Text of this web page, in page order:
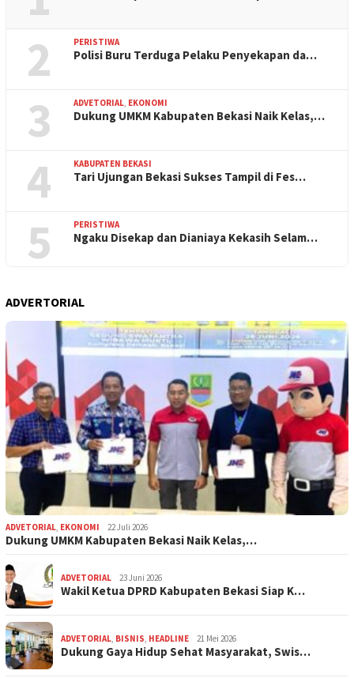
2 PERISTIWA
Polisi Buru Terduga Pelaku Penyekapan da…
3 ADVETORIAL EKONOMI
Dukung UMKM Kabupaten Bekasi Naik Kelas,…
4 KABUPATEN BEKASI
Tari Ujungan Bekasi Sukses Tampil di Fes…
5 PERISTIWA
Ngaku Disekap dan Dianiaya Kekasih Selam…
ADVERTORIAL
ADVETORIAL EKONOMI 22 Juli 2026
Dukung UMKM Kabupaten Bekasi Naik Kelas,…
ADVETORIAL 23 Juni 2026
Wakil Ketua DPRD Kabupaten Bekasi Siap K…
ADVETORIAL BISNIS HEADLINE 21 Mei 2026
Dukung Gaya Hidup Sehat Masyarakat, Swis…